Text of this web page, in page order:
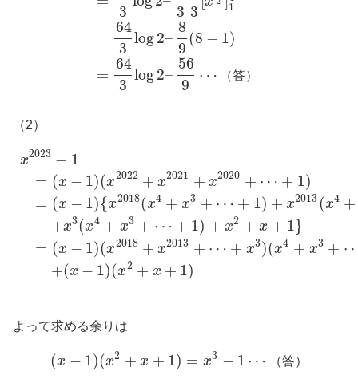
3
3 3
1
=
64
3
log2–
8
9
(8 − 1 )
=
64
3
log2–
56
9
⋯ （答）
（2）
x2023 − 1
= (x − 1 )(x2022 + x2021 + x2020 + ⋯ + 1 )
= (x − 1){x2018(x4 + x3 + ⋯ + 1) + x2013(x4 +
+x3(x4 + x3 + ⋯ + 1) + x2 + x + 1}
= (x − 1)(x2018 + x2013 + ⋯ + x3)(x4 + x3 +
+(x − 1)(x2 + x + 1)
よって求める余りは
(x − 1)(x2 + x + 1) = x3 − 1 ⋯ （答）